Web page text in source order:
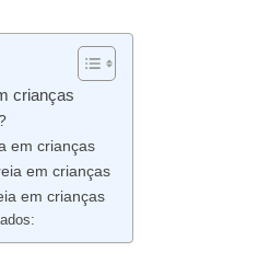
crianças
em crianças
em crianças
em crianças